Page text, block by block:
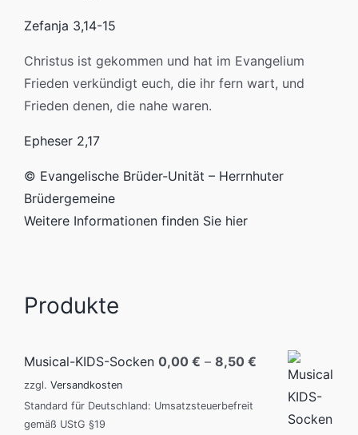
Zefanja 3,14-15
Christus ist gekommen und hat im Evangelium
Frieden verkündigt euch, die ihr fern wart, und
Frieden denen, die nahe waren.
Epheser 2,17
© Evangelische Brüder-Unität – Herrnhuter
Brüdergemeine
Weitere Informationen finden Sie hier
Produkte
Musical-KIDS-Socken 0,00 € – 8,50 €
zzgl. Versandkosten
Standard für Deutschland: Umsatzsteuerbefreit
gemäß UStG §19